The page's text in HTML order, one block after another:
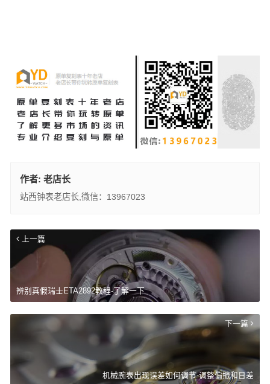
作者: 老店长
站西钟表老店长,微信：13967023
上一篇
辨别真假瑞士ETA2892教程-了解一下
下一篇
机械腕表出现误差如何调节-调整偏振和日差